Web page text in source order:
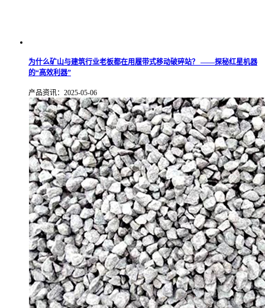
为什么矿山与建筑行业老板都在用履带式移动破碎站？ ——探秘红星机器
的“高效利器”
产品资讯：2025-05-06